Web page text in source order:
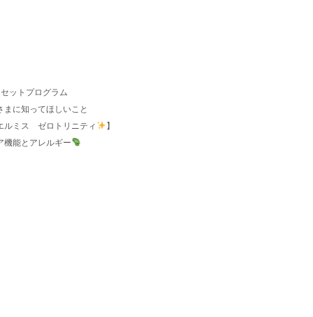
ットプログラム
まに知ってほしいこと
ルミス ゼロトリニティ
】
機能とアレルギー